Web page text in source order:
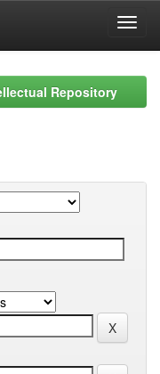
Repository